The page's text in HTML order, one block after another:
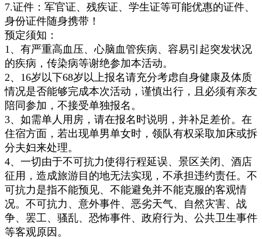
7.证件：军官证、残疾证、学生证等可能优惠的证件、
身份证件随身携带！
预定须知：
1、有严重高血压、心脑血管疾病、容易引起突发状况
的疾病，传染病等谢绝参加本活动。
2、16岁以下68岁以上报名请充分考虑自身健康及体质
情况是否能够完成本次活动，谨慎出行，且必须有亲友
陪同参加，不接受单独报名。
3、如需单人用房，请在报名时说明，并补足差价。在
住宿方面，若出现单男单女时，领队有权采取加床或拆
分夫妇来处理。
4、一切由于不可抗力使得行程延误、景区关闭、酒店
征用，造成旅游目的地无法实现，不承担违约责任。不
可抗力是指不能预见、不能避免并不能克服的客观情
况。不可抗力、意外事件、恶劣天气、自然灾害、战
争、罢工、骚乱、恐怖事件、政府行为、公共卫生事件
等客观原因。